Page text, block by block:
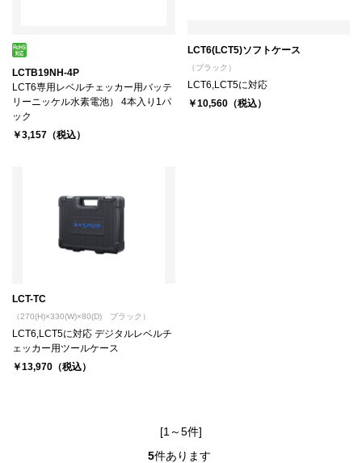
LCTB19NH-4P
LCT6専用レベルチェッカー用バッテ
リーニッケル水素電池） 4本入り1パ
ック
￥3,157（税込）
LCT6(LCT5)ソフトケース
（ブラック）
LCT6,LCT5に対応
￥10,560（税込）
LCT-TC
（270(H)×330(W)×80(D) ブラック）
LCT6,LCT5に対応 デジタルレベルチ
ェッカー用ツールケース
￥13,970（税込）
[1～5件]
5件あります